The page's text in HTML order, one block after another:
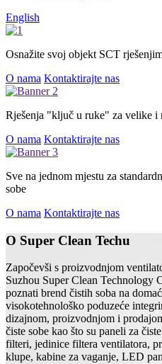
English
Osnažite svoj objekt SCT
O nama Kontaktirajte nas
Rješenja "ključ u ruke" za velike i
O nama Kontaktirajte nas
Sve na jednom mjestu za
sobe
O nama Kontaktirajte nas
O Super Clean Techu
Započevši s proizvodnjom
Suzhou Super Clean Technology
poznati brend čistih soba na
visokotehnološko poduzeće
dizajnom, proizvodnjom i
čiste sobe kao što su paneli za
filteri, jedinice filtera ventilatora,
klupe, kabine za vaganje, LED